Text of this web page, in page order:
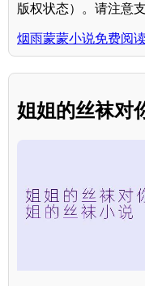
版权状态）。请注意
烟雨蒙蒙小说免费阅
姐姐的丝袜对